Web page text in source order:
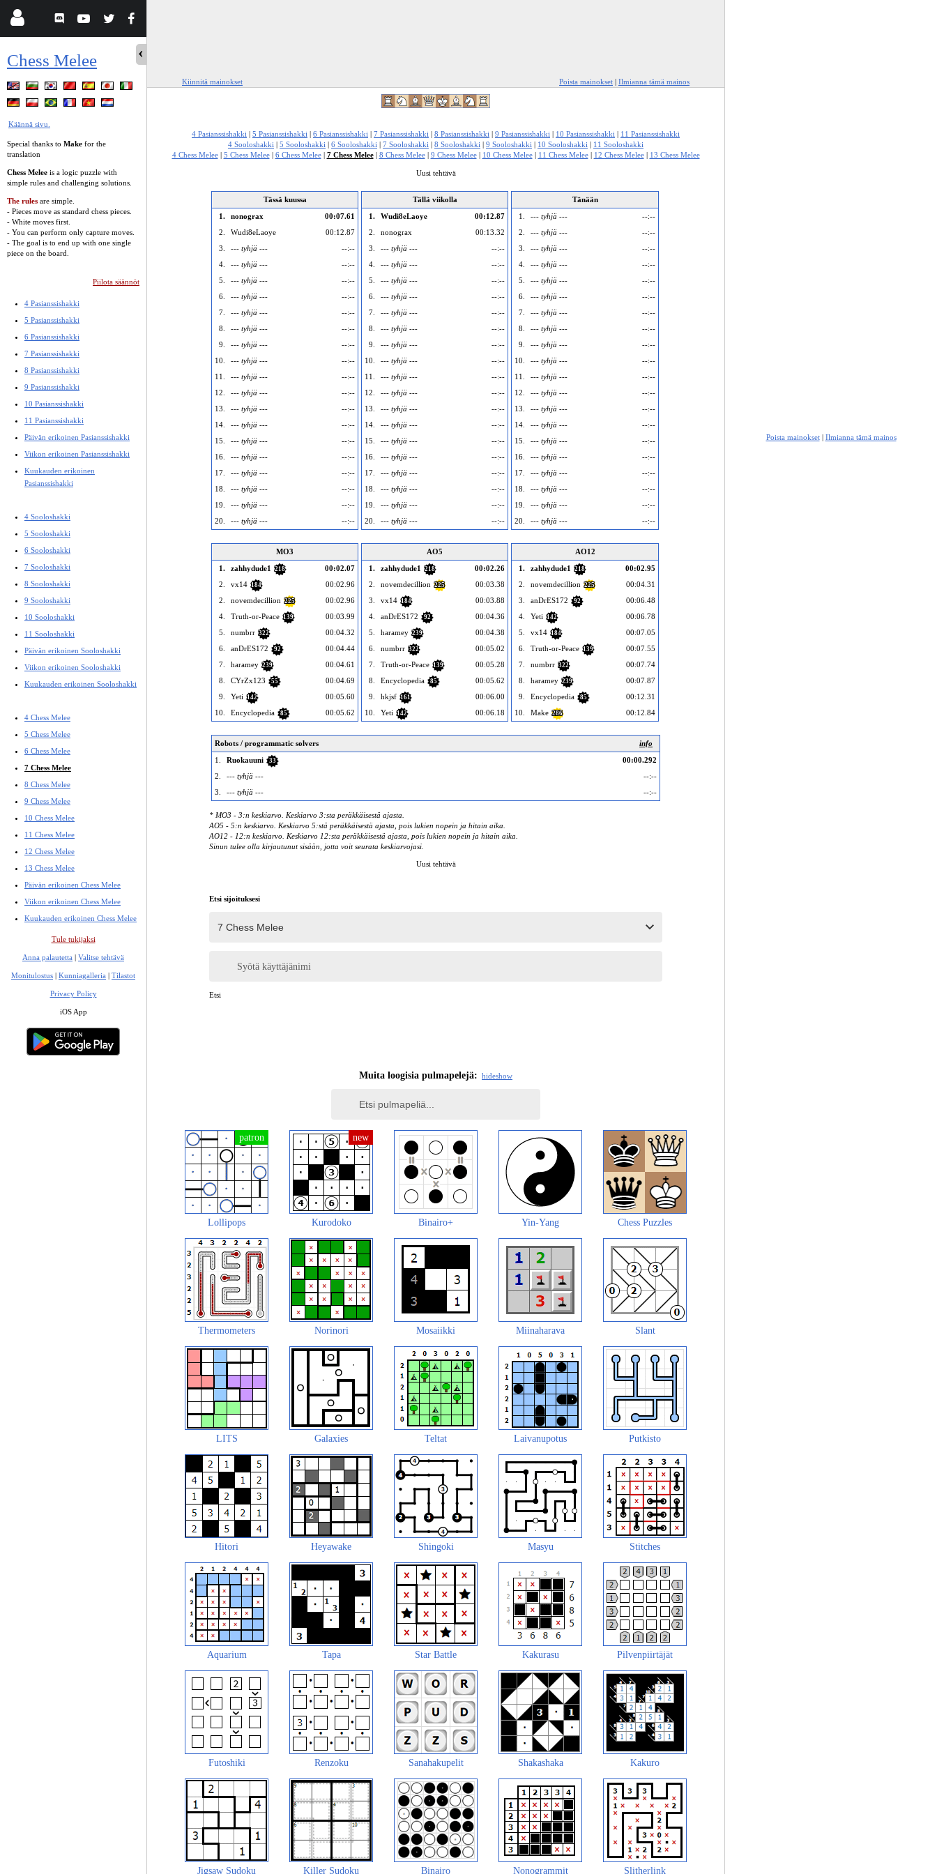
Chess Melee
Käännä sivu.
Special thanks to Make for the
translation
Chess Melee is a logic puzzle with
simple rules and challenging solutions.
The rules are simple.
- Pieces move as standard chess pieces.
- White moves first.
- You can perform only capture moves.
- The goal is to end up with one single
piece on the board.
Piilota säännöt
4 Pasianssishakki
5 Pasianssishakki
6 Pasianssishakki
7 Pasianssishakki
8 Pasianssishakki
9 Pasianssishakki
10 Pasianssishakki
11 Pasianssishakki
Päivän erikoinen Pasianssishakki
Viikon erikoinen Pasianssishakki
Kuukauden erikoinen
Pasianssishakki
4 Sooloshakki
5 Sooloshakki
6 Sooloshakki
7 Sooloshakki
8 Sooloshakki
9 Sooloshakki
10 Sooloshakki
11 Sooloshakki
Päivän erikoinen Sooloshakki
Viikon erikoinen Sooloshakki
Kuukauden erikoinen Sooloshakki
4 Chess Melee
5 Chess Melee
6 Chess Melee
7 Chess Melee
8 Chess Melee
9 Chess Melee
10 Chess Melee
11 Chess Melee
12 Chess Melee
13 Chess Melee
Päivän erikoinen Chess Melee
Viikon erikoinen Chess Melee
Kuukauden erikoinen Chess Melee
Tule tukijaksi
Anna palautetta | Valitse tehtävä
Monitulostus | Kunniagalleria | Tilastot
Privacy Policy
iOS App
Kiinnitä mainokset Poista mainokset | Ilmianna tämä mainos
4 Pasianssishakki | 5 Pasianssishakki | 6 Pasianssishakki | 7 Pasianssishakki | 8 Pasianssishakki | 9 Pasianssishakki | 10 Pasianssishakki | 11 Pasianssishakki
4 Sooloshakki | 5 Sooloshakki | 6 Sooloshakki | 7 Sooloshakki | 8 Sooloshakki | 9 Sooloshakki | 10 Sooloshakki | 11 Sooloshakki
4 Chess Melee| 5 Chess Melee| 6 Chess Melee| 7 Chess Melee| 8 Chess Melee| 9 Chess Melee| 10 Chess Melee| 11 Chess Melee| 12 Chess Melee| 13 Chess Melee
Uusi tehtävä
Tässä kuussa
1.
nonograx
00:07.61
2.
Wudi8eLaoye
00:12.87
3.
--- tyhjä ---
--:--
4.
--- tyhjä ---
--:--
5.
--- tyhjä ---
--:--
6.
--- tyhjä ---
--:--
7.
--- tyhjä ---
--:--
8.
--- tyhjä ---
--:--
9.
--- tyhjä ---
--:--
10.
--- tyhjä ---
--:--
11.
--- tyhjä ---
--:--
12.
--- tyhjä ---
--:--
13.
--- tyhjä ---
--:--
14.
--- tyhjä ---
--:--
15.
--- tyhjä ---
--:--
16.
--- tyhjä ---
--:--
17.
--- tyhjä ---
--:--
18.
--- tyhjä ---
--:--
19.
--- tyhjä ---
--:--
20.
--- tyhjä --- --:--
Tällä viikolla
1.
Wudi8eLaoye
00:12.87
2.
nonograx
00:13.32
3.
--- tyhjä ---
--:--
4.
--- tyhjä ---
--:--
5.
--- tyhjä ---
--:--
6.
--- tyhjä ---
--:--
7.
--- tyhjä ---
--:--
8.
--- tyhjä ---
--:--
9.
--- tyhjä ---
--:--
10.
--- tyhjä ---
--:--
11.
--- tyhjä ---
--:--
12.
--- tyhjä ---
--:--
13.
--- tyhjä ---
--:--
14.
--- tyhjä ---
--:--
15.
--- tyhjä ---
--:--
16.
--- tyhjä ---
--:--
17.
--- tyhjä ---
--:--
18.
--- tyhjä ---
--:--
19.
--- tyhjä ---
--:--
20.
--- tyhjä --- --:--
Tänään
1.
--- tyhjä ---
--:--
2.
--- tyhjä ---
--:--
3.
--- tyhjä ---
--:--
4.
--- tyhjä ---
--:--
5.
--- tyhjä ---
--:--
6.
--- tyhjä ---
--:--
7.
--- tyhjä ---
--:--
8.
--- tyhjä ---
--:--
9.
--- tyhjä ---
--:--
10.
--- tyhjä ---
--:--
11.
--- tyhjä ---
--:--
12.
--- tyhjä ---
--:--
13.
--- tyhjä ---
--:--
14.
--- tyhjä ---
--:--
15.
--- tyhjä ---
--:--
16.
--- tyhjä ---
--:--
17.
--- tyhjä ---
--:--
18.
--- tyhjä ---
--:--
19.
--- tyhjä ---
--:--
20.
--- tyhjä --- --:--
MO3
1.
zahhydude1 218
00:02.07
2.
vx14 184
00:02.96
2.
novemdecillion 225
00:02.96
4.
Truth-or-Peace 139
00:03.99
5.
numbrr 322
00:04.32
6.
anDrES172 92
00:04.44
7.
haramey 239
00:04.61
8.
CYrZx123 55
00:04.69
9.
Yeti 142
00:05.60
10.
Encyclopedia 85 00:05.62
AO5
1.
zahhydude1 218
00:02.26
2.
novemdecillion 225
00:03.38
3.
vx14 184
00:03.88
4.
anDrES172 92
00:04.36
5.
haramey 239
00:04.38
6.
numbrr 322
00:05.02
7.
Truth-or-Peace 139
00:05.28
8.
Encyclopedia 85
00:05.62
9.
hkjsf 161
00:06.00
10.
Yeti 142 00:06.18
AO12
1.
zahhydude1 218
00:02.95
2.
novemdecillion 225
00:04.31
3.
anDrES172 92
00:06.48
4.
Yeti 142
00:06.78
5.
vx14 184
00:07.05
6.
Truth-or-Peace 139
00:07.55
7.
numbrr 322
00:07.74
8.
haramey 239
00:07.87
9.
Encyclopedia 85
00:12.31
10.
Make 286 00:12.84
Robots / programmatic solvers
info
1.
Ruokauuni 33
00:00.292
2.
--- tyhjä ---
--:--
3.
--- tyhjä --- --:--
* MO3 - 3:n keskiarvo. Keskiarvo 3:sta peräkkäisestä ajasta.
AO5 - 5:n keskiarvo. Keskiarvo 5:stä peräkkäisestä ajasta, pois lukien nopein ja hitain aika.
AO12 - 12:n keskiarvo. Keskiarvo 12:sta peräkkäisestä ajasta, pois lukien nopein ja hitain aika.
Sinun tulee olla kirjautunut sisään, jotta voit seurata keskiarvojasi.
Uusi tehtävä
Etsi sijoituksesi
Syötä käyttäjänimi
Etsi
Muita loogisia pulmapelejä: hideshow
Lollipops Kurodoko Binairo+ Yin-Yang Chess Puzzles
Thermometers Norinori Mosaiikki Miinaharava Slant
LITS Galaxies Teltat Laivanupotus Putkisto
Hitori Heyawake Shingoki Masyu Stitches
Aquarium Tapa Star Battle Kakurasu Pilvenpiirtäjät
Futoshiki Renzoku Sanahakupelit Shakashaka Kakuro
Jigsaw Sudoku Killer Sudoku Binairo Nonogrammit Slitherlink
Poista mainokset| Ilmianna tämä mainos